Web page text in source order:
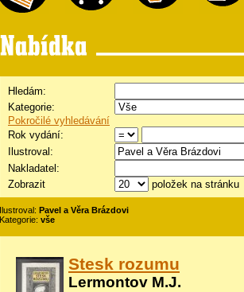
Hledám:
Kategorie:
Pokročilé vyhledávání
Rok vydání:
Ilustroval:
Nakladatel:
Zobrazit
položek na stránku
Ilustroval: Pavel a Věra Brázdovi
Kategorie: vše
Stesk rozumu
Lermontov M.J.